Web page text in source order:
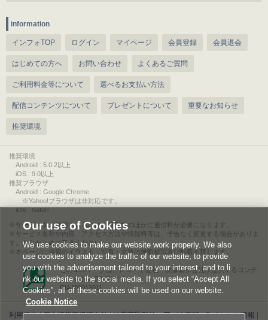
information
インフォTOP ログイン マイページ 会員登録 会員退会
はじめての方へ お問い合わせ よくあるご質問
ご利用料金等について 選べるお支払い方法
配信コンテンツについて プレゼントについて 重要なお知らせ
推奨環境
推奨環境
Android : 5.0.2以上
iOS : 9.0以上
推奨ブラウザ
Android : Google Chrome
※Yahoo!ブラウザは非対応です。
iOS : Safari
サービスをご利用されるには、情報料のほかに通信料が必要になります。
サービス名称や内容、アクセス方法や情報料等は、予告なく変更する場合がありま
す。あらかじめご了承ください。
本ページに掲載のイラスト・写真・文章の無断複写及び転載を禁じます。
このエルマークは、レコード会社・映像製作会社が提供するコンテ
ンツを示す登録商標です。
RIAJ00013011
利用規約|個人情報等保護方針|特定商取引法に基づく表記|ライセンス情報
Our use of Cookies
We use cookies to make our website work properly. We also
use cookies to analyze the traffic of our website, to provide
you with the advertisement tailored to your interest, and to li
nk our website to the social media. If you select “Accept All
Cookies”, all of these cookies will be used on our website.
Cookie Notice